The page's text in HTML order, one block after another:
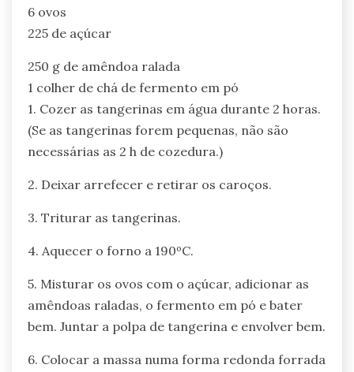
6 ovos
225 de açúcar
250 g de amêndoa ralada
1 colher de chá de fermento em pó
1. Cozer as tangerinas em água durante 2 horas.
(Se as tangerinas forem pequenas, não são
necessárias as 2 h de cozedura.)
2. Deixar arrefecer e retirar os caroços.
3. Triturar as tangerinas.
4. Aquecer o forno a 190ºC.
5. Misturar os ovos com o açúcar, adicionar as
amêndoas raladas, o fermento em pó e bater
bem. Juntar a polpa de tangerina e envolver bem.
6. Colocar a massa numa forma redonda forrada